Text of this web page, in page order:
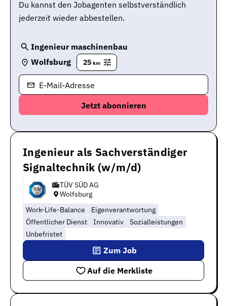
Du kannst den Jobagenten selbstverständlich
jederzeit wieder abbestellen.
Ingenieur maschinenbau
Wolfsburg
25 km
E-Mail-Adresse
Ingenieur als Sachverständiger
Signaltechnik (w/m/d)
TÜV SÜD AG
Wolfsburg
Work-Life-Balance
Eigenverantwortung
Öffentlicher Dienst
Innovativ
Sozialleistungen
Unbefristet
Auf die Merkliste
Zum Job